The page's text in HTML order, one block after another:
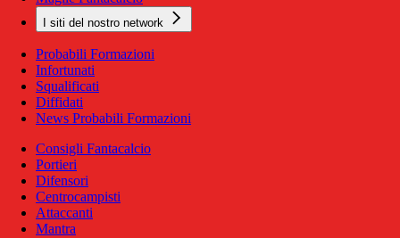
I siti del nostro network
Probabili Formazioni
Infortunati
Squalificati
Diffidati
News Probabili Formazioni
Consigli Fantacalcio
Portieri
Difensori
Centrocampisti
Attaccanti
Mantra